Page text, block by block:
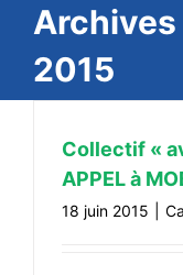
LES UNES
LA FSU 72
2015
Collectif «
APPEL à
18 juin 2015